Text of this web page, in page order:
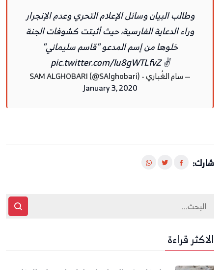
وطالب البيان وسائل الإعلام التحري وعدم الإنجرار
وراء الدعاية الفارسية، حيث أثبتت كشوفات الجنة
خلوها من إسم المدعو "قاسم سليماني"
✌
pic.twitter.com/lu8gWTLfvZ
— سام الغُباري - SAM ALGHOBARI (@SAlghobari)
January 3, 2020
شارك:
الاكثر قراءة